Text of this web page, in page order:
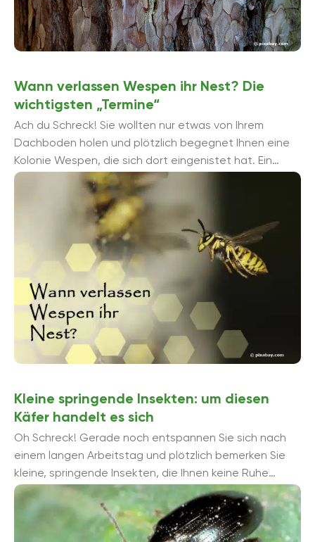
Wann verlassen Wespen ihr Nest? Die
wichtigsten „Termine“
Ach du Schreck! Sie wollten nur etwas von Ihrem
Dachboden holen und plötzlich begegnet Ihnen eine
Kolonie Wespen, die sich dort eingenistet hat. Ein
Wespennest stellt für viele ...
Kleine springende Insekten: um diesen
Käfer handelt es sich
Oh Schreck! Gerade noch entspannen Sie sich nach
einem langen Arbeitstag und plötzlich bemerken Sie
kleine, springende Insekten, die Ihnen keine Ruhe
lassen. Zahlreiche Kerbtiere verirren sich täglich ...